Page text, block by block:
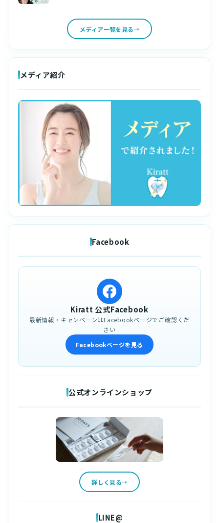
メディア一覧を見る
メディア紹介
Facebook
Kiratt 公式Facebook
最新情報・キャンペーンはFacebookページでご確認くだ
さい
Facebookページを見る
公式オンラインショップ
詳しく見る
LINE@